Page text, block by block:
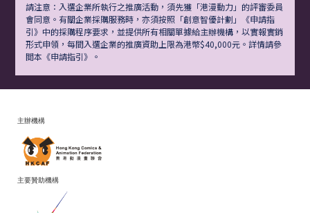
請注意：入選企業所執行之推廣活動，須先獲「港漫動力」的評審委員
會同意。有關企業採購服務時，亦須按照「創意智優計劃」《申請指
引》中的採購程序要求，並提供所有相關單據給主辦機構，以實報實銷
形式申領，每間入選企業的推廣資助上限為港幣$40,000元。詳情請參
閲本《申請指引》。
主辦機構
主要贊助機構